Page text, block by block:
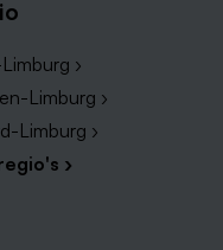
Baarlo
werkgevers die
bewoners van
ook een flink
In de nabije
›
Limburg ›
Limburg ›
›